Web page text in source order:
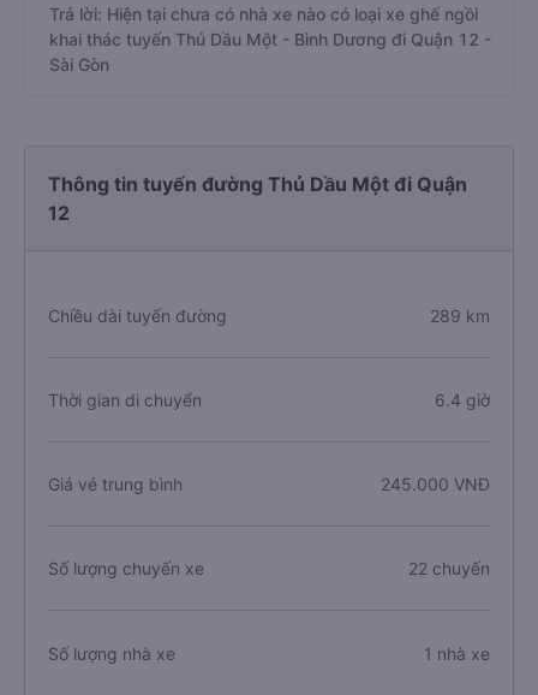
Trả lời: Hiện tại chưa có nhà xe nào có loại xe ghế ngồi
khai thác tuyến Thủ Dầu Một - Bình Dương đi Quận 12 -
Sài Gòn
Thông tin tuyến đường Thủ Dầu Một đi Quận
12
Chiều dài tuyến đường 289 km
Thời gian di chuyển 6.4 giờ
Giá vé trung bình 245.000 VNĐ
Số lượng chuyến xe 22 chuyến
Số lượng nhà xe 1 nhà xe